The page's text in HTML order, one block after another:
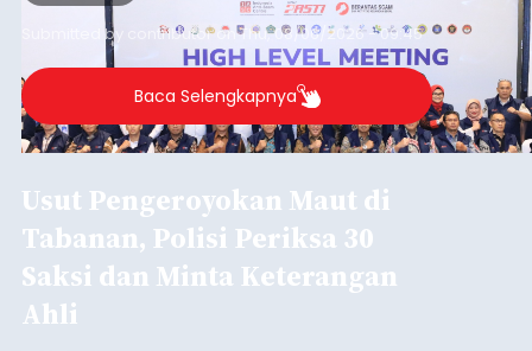
Submitted by contributoronThu, 08/06/2026 - 09:45
Baca Selengkapnya
Usut Pengeroyokan Maut di
Tabanan, Polisi Periksa 30
Saksi dan Minta Keterangan
Ahli